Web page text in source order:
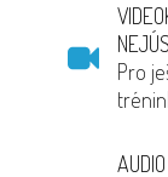
Pro